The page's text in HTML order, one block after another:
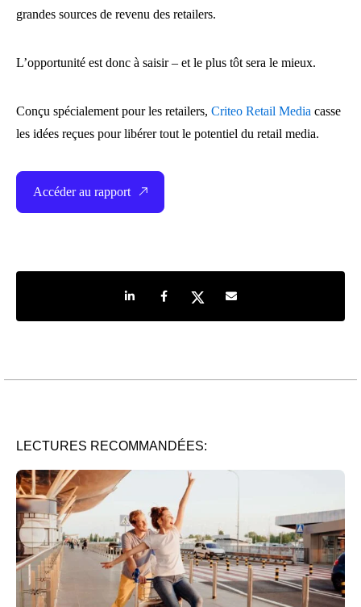
grandes sources de revenu des retailers.
L’opportunité est donc à saisir – et le plus tôt sera le mieux.
Conçu spécialement pour les retailers, Criteo Retail Media casse
les idées reçues pour libérer tout le potentiel du retail media.
Accéder au rapport
Share on LinkedIn
Share on Facebook
Share on TwitterShare by e-mail
LECTURES RECOMMANDÉES: